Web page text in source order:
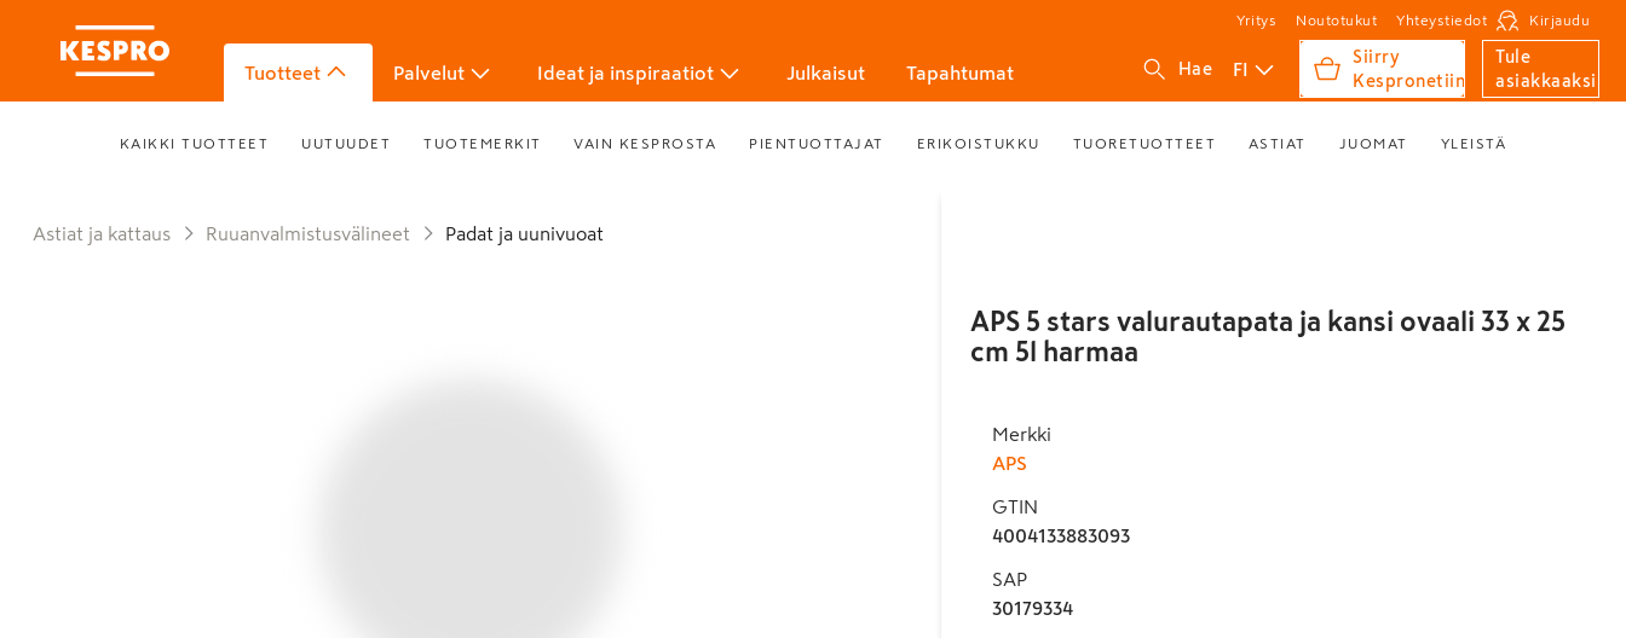
Yritys Noutotukut Yhteystiedot Kirjaudu
Tuotteet Palvelut Ideat ja inspiraatiot Julkaisut Tapahtumat Hae FI
Siirry
Kespronetiin
Tule
asiakkaaksi
KAIKKI TUOTTEET UUTUUDET TUOTEMERKIT VAIN KESPROSTA PIENTUOTTAJAT ERIKOISTUKKU TUORETUOTTEET ASTIAT JUOMAT YLEISTÄ
Astiat ja kattaus Ruuanvalmistusvälineet Padat ja uunivuoat
APS 5 stars valurautapata ja kansi ovaali 33 x 25
cm 5l harmaa
Merkki
APS
GTIN
4004133883093
SAP
30179334